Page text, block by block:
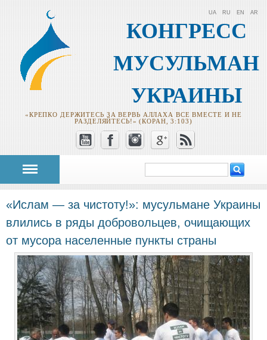
КОНГРЕСС
МУСУЛЬМАН
УКРАИНЫ
«КРЕПКО ДЕРЖИТЕСЬ ЗА ВЕРВЬ АЛЛАХА ВСЕ ВМЕСТЕ И НЕ
РАЗДЕЛЯЙТЕСЬ!» (КОРАН, 3:103)
UA RU EN AR
Форма поиска
«Ислам — за чистоту!»: мусульмане Украины
влились в ряды добровольцев, очищающих
от мусора населенные пункты страны